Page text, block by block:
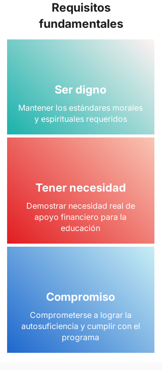
Requisitos
fundamentales
Ser digno
Mantener los estándares morales
y espirituales requeridos
Tener necesidad
Demostrar necesidad real de
apoyo financiero para la
educación
Compromiso
Comprometerse a lograr la
autosuficiencia y cumplir con el
programa